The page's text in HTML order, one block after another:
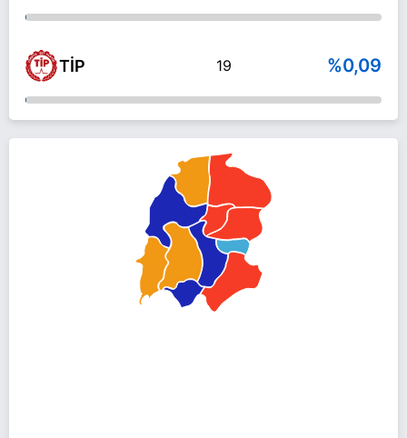
TİP 19 %0,09